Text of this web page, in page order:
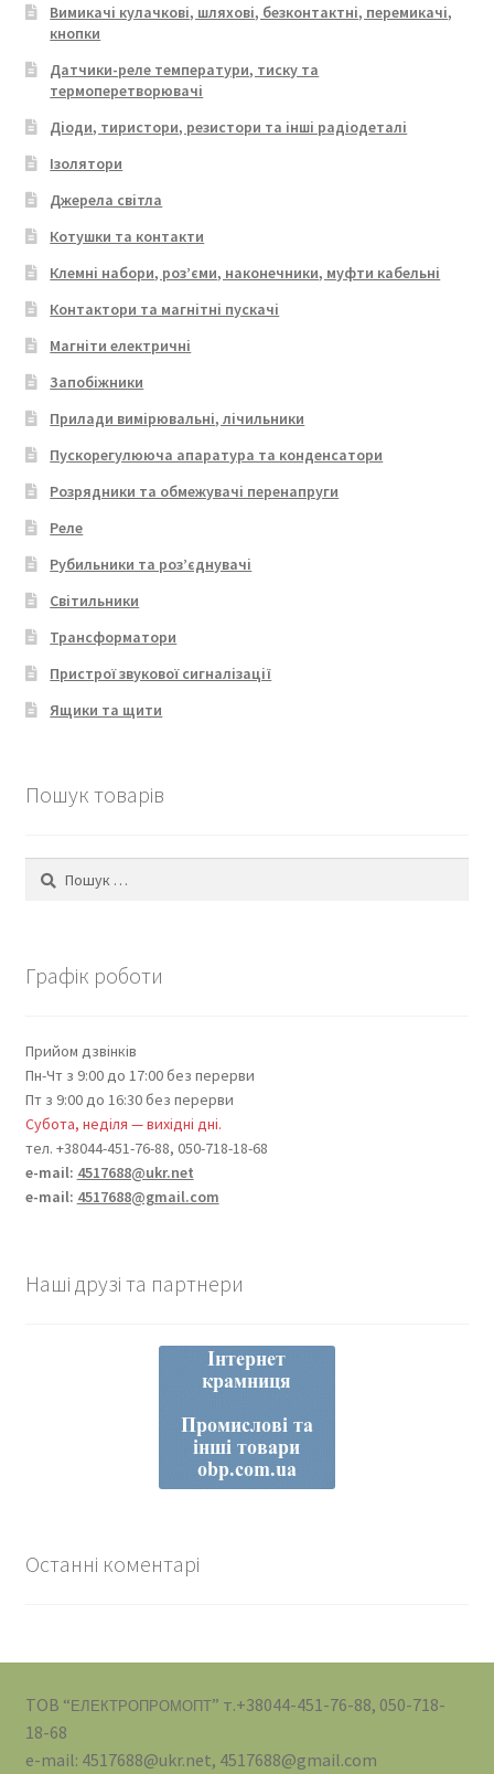
Вимикачі кулачкові, шляхові, безконтактні, перемикачі,
кнопки
Датчики-реле температури, тиску та
термоперетворювачі
Діоди, тиристори, резистори та інші радіодеталі
Ізолятори
Джерела світла
Котушки та контакти
Клемні набори, роз’єми, наконечники, муфти кабельні
Контактори та магнітні пускачі
Магніти електричні
Запобіжники
Прилади вимірювальні, лічильники
Пускорегулююча апаратура та конденсатори
Розрядники та обмежувачі перенапруги
Реле
Рубильники та роз’єднувачі
Світильники
Трансформатори
Пристрої звукової сигналізації
Ящики та щити
Пошук товарів
Пошук:
Графік роботи
Прийом дзвінків
Пн-Чт з 9:00 до 17:00 без перерви
Пт з 9:00 до 16:30 без перерви
Субота, неділя — вихідні дні.
тел. +38044-451-76-88, 050-718-18-68
e-mail: 4517688@ukr.net
e-mail: 4517688@gmail.com
Наші друзі та партнери
Останні коментарі
ТОВ “ ЕЛЕКТРОПРОМОПТ” т.+38044-451-76-88, 050-718-
18-68
e-mail: 4517688@ukr.net, 4517688@gmail.com